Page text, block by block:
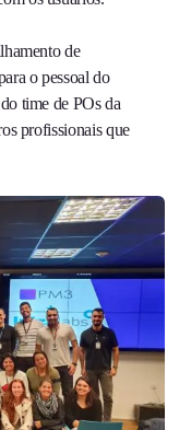
de
o pessoal do
time de POs da
profissionais que